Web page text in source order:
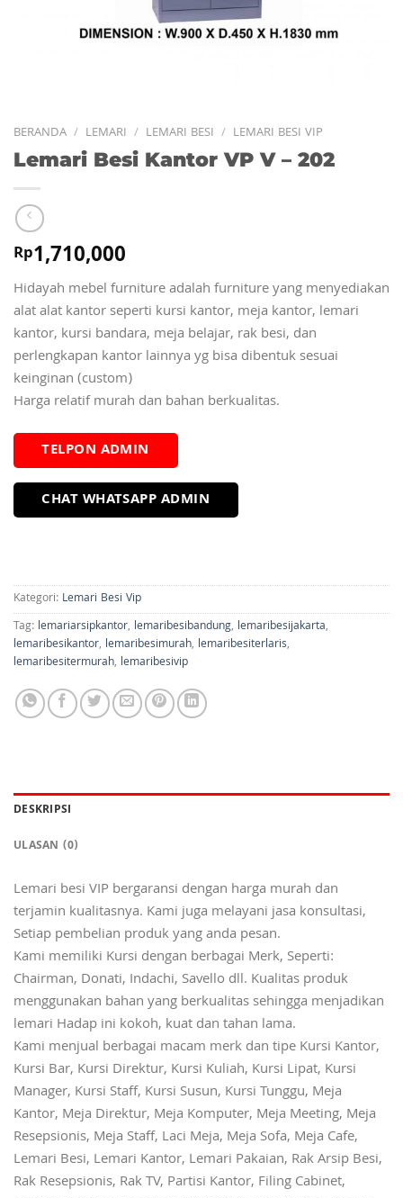
BERANDA / LEMARI / LEMARI BESI / LEMARI BESI VIP
Lemari Besi Kantor VP V – 202
Rp1,710,000
Hidayah mebel furniture adalah furniture yang menyediakan
alat alat kantor seperti kursi kantor, meja kantor, lemari
kantor, kursi bandara, meja belajar, rak besi, dan
perlengkapan kantor lainnya yg bisa dibentuk sesuai
keinginan (custom)
Harga relatif murah dan bahan berkualitas.
TELPON ADMIN
CHAT WHATSAPP ADMIN
Kategori: Lemari Besi Vip
Tag: lemariarsipkantor, lemaribesibandung, lemaribesijakarta,
lemaribesikantor, lemaribesimurah, lemaribesiterlaris,
lemaribesitermurah, lemaribesivip
DESKRIPSI
ULASAN (0)
Lemari besi VIP bergaransi dengan harga murah dan
terjamin kualitasnya. Kami juga melayani jasa konsultasi,
Setiap pembelian produk yang anda pesan.
Kami memiliki Kursi dengan berbagai Merk, Seperti:
Chairman, Donati, Indachi, Savello dll. Kualitas produk
menggunakan bahan yang berkualitas sehingga menjadikan
lemari Hadap ini kokoh, kuat dan tahan lama.
Kami menjual berbagai macam merk dan tipe Kursi Kantor,
Kursi Bar, Kursi Direktur, Kursi Kuliah, Kursi Lipat, Kursi
Manager, Kursi Staff, Kursi Susun, Kursi Tunggu, Meja
Kantor, Meja Direktur, Meja Komputer, Meja Meeting, Meja
Resepsionis, Meja Staff, Laci Meja, Meja Sofa, Meja Cafe,
Lemari Besi, Lemari Kantor, Lemari Pakaian, Rak Arsip Besi,
Rak Resepsionis, Rak TV, Partisi Kantor, Filing Cabinet,